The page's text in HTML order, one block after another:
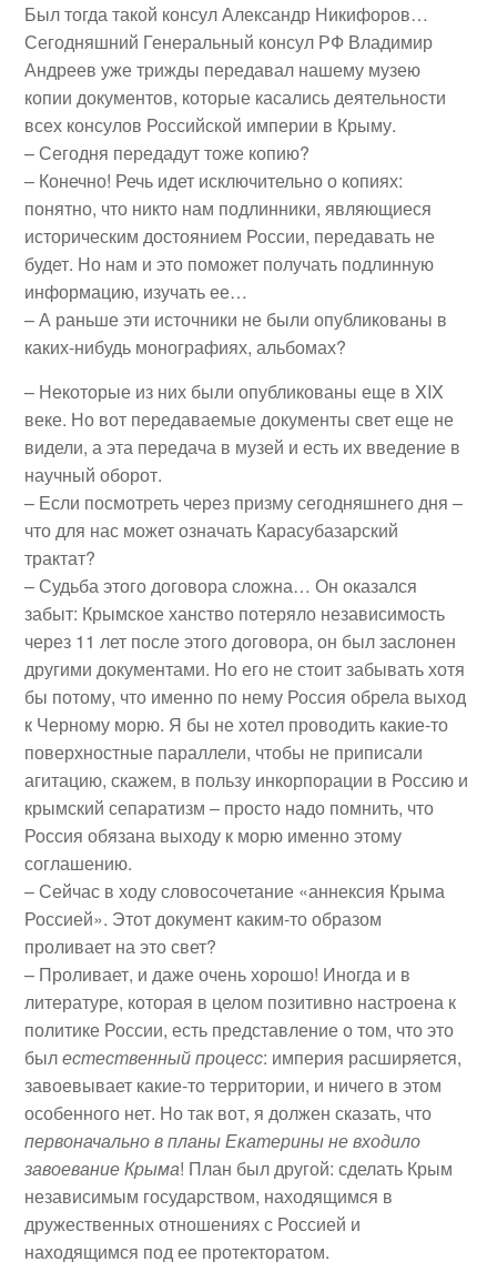
Был тогда такой консул Александр Никифоров…
Сегодняшний Генеральный консул РФ Владимир
Андреев уже трижды передавал нашему музею
копии документов, которые касались деятельности
всех консулов Российской империи в Крыму.
– Сегодня передадут тоже копию?
– Конечно! Речь идет исключительно о копиях:
понятно, что никто нам подлинники, являющиеся
историческим достоянием России, передавать не
будет. Но нам и это поможет получать подлинную
информацию, изучать ее…
– А раньше эти источники не были опубликованы в
каких-нибудь монографиях, альбомах?
– Некоторые из них были опубликованы еще в XIX
веке. Но вот передаваемые документы свет еще не
видели, а эта передача в музей и есть их введение в
научный оборот.
– Если посмотреть через призму сегодняшнего дня –
что для нас может означать Карасубазарский
трактат?
– Судьба этого договора сложна… Он оказался
забыт: Крымское ханство потеряло независимость
через 11 лет после этого договора, он был заслонен
другими документами. Но его не стоит забывать хотя
бы потому, что именно по нему Россия обрела выход
к Черному морю. Я бы не хотел проводить какие-то
поверхностные параллели, чтобы не приписали
агитацию, скажем, в пользу инкорпорации в Россию и
крымский сепаратизм – просто надо помнить, что
Россия обязана выходу к морю именно этому
соглашению.
– Сейчас в ходу словосочетание «аннексия Крыма
Россией». Этот документ каким-то образом
проливает на это свет?
– Проливает, и даже очень хорошо! Иногда и в
литературе, которая в целом позитивно настроена к
политике России, есть представление о том, что это
былестественный процесс: империя расширяется,
завоевывает какие-то территории, и ничего в этом
особенного нет. Но так вот, я должен сказать, что
первоначально в планы Екатерины не входило
завоевание Крыма! План был другой: сделать Крым
независимым государством, находящимся в
дружественных отношениях с Россией и
находящимся под ее протекторатом.